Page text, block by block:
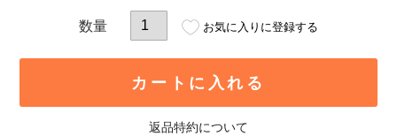
お気に入りに登録する
カートに入れる
返品特約について